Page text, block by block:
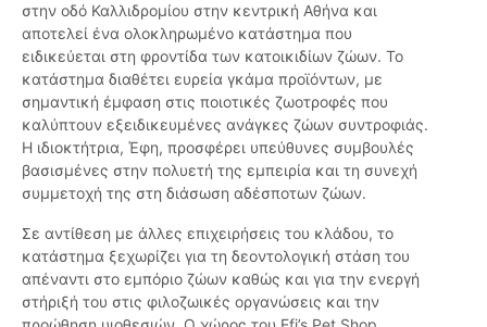
στην οδό Καλλιδρομίου στην κεντρική Αθήνα και
αποτελεί ένα ολοκληρωμένο κατάστημα που
ειδικεύεται στη φροντίδα των κατοικιδίων ζώων. Το
κατάστημα διαθέτει ευρεία γκάμα προϊόντων, με
σημαντική έμφαση στις ποιοτικές ζωοτροφές που
καλύπτουν εξειδικευμένες ανάγκες ζώων συντροφιάς.
Η ιδιοκτήτρια, Έφη, προσφέρει υπεύθυνες συμβουλές
βασισμένες στην πολυετή της εμπειρία και τη συνεχή
συμμετοχή της στη διάσωση αδέσποτων ζώων.
Σε αντίθεση με άλλες επιχειρήσεις του κλάδου, το
κατάστημα ξεχωρίζει για τη δεοντολογική στάση του
απέναντι στο εμπόριο ζώων καθώς και για την ενεργή
στήριξή του στις φιλοζωικές οργανώσεις και την